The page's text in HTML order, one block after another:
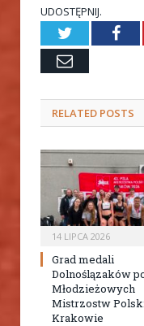
UDOSTĘPNIJ.
Twitter
Email
RELATED POSTS
14 LIPCA 2026
Grad medali
Dolnoślązaków
Młodzieżowych
Mistrzostw
Krakowie